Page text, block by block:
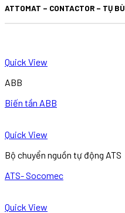
ATTOMAT – CONTACTOR – TỤ BÙ
Quick View
ABB
Biến tần ABB
Quick View
Bộ chuyển nguồn tự động ATS
ATS- Socomec
Quick View